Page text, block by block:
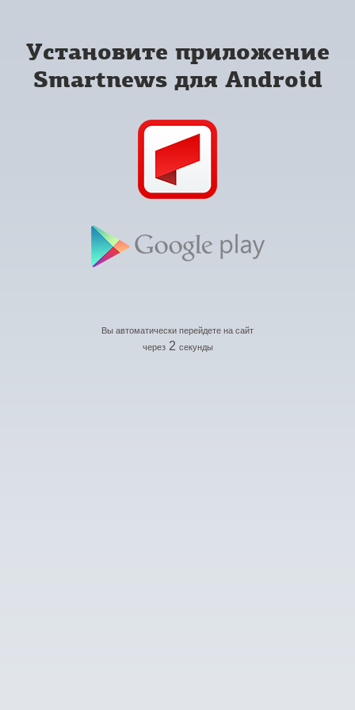
Установите приложение
Smartnews для Android
Вы автоматически перейдете на сайт
через 2 секунды